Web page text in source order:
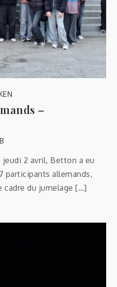
–
jeudi 2 avril, Betton a eu
participants allemands,
cadre du jumelage […]